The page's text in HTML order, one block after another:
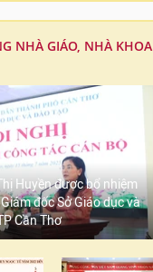
NHÀ GIÁO, NHÀ KHOA
Huyền được bổ nhiệm
đốc Sở Giáo dục và
Cần Thơ